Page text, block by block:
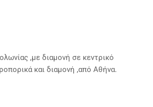
,με διαμονή σε κεντρικό
και διαμονή ,από Αθήνα.